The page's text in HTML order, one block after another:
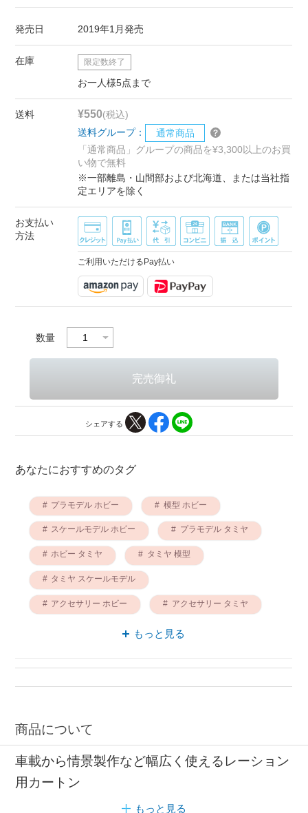
発売日 2019年1月発売
在庫 限定数終了
お一人様5点まで
送料 ¥550(税込)
送料グループ：
通常商品
「通常商品」グループの商品を¥3,300以上のお買
い物で無料
※一部離島・山間部および北海道、または当社指
定エリアを除く
お支払い
方法
ご利用いただけるPay払い
数量
シェアする
あなたにおすすめのタグ
プラモデル ホビー 模型 ホビー
スケールモデル ホビー プラモデル タミヤ
ホビー タミヤ タミヤ 模型
タミヤ スケールモデル
アクセサリー ホビー アクセサリー タミヤ
もっと見る
商品について
車載から情景製作など幅広く使えるレーション
用カートン
もっと見る